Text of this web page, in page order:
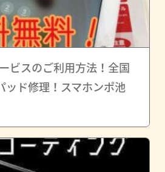
ビスのご利用方法！全国
ッド修理！スマホンポ池